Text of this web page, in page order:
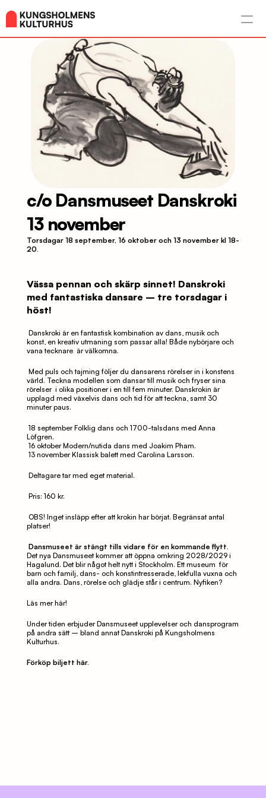
c/o Dansmuseet Danskroki
13 november
Torsdagar 18 september, 16 oktober och 13 november kl 18-
20.
Vässa pennan och skärp sinnet! Danskroki
med fantastiska dansare – tre torsdagar i
höst!
konst, en kreativ utmaning som passar alla! Både nybörjare och
vana tecknare  är välkomna.
värld. Teckna modellen som dansar till musik och fryser sina
rörelser  i olika positioner i en till fem minuter. Danskrokin är
upplagd med växelvis dans och tid för att teckna, samt 30
minuter paus.
Löfgren.
16 oktober Modern/nutida dans med Joakim Pham.
13 november Klassisk balett med Carolina Larsson.
Deltagare tar med eget material.
Pris: 160 kr.
platser!
Det nya Dansmuseet kommer att öppna omkring 2028/2029 i
Hagalund. Det blir något helt nytt i Stockholm. Ett museum  för
barn och familj, dans- och konstintresserade, lekfulla vuxna och
alla andra. Dans, rörelse och glädje står i centrum. Nyfiken?
Läs mer här!
Under tiden erbjuder Dansmuseet upplevelser och dansprogram
på andra sätt – bland annat Danskroki på Kungsholmens
Kulturhus.
Förköp biljett här.